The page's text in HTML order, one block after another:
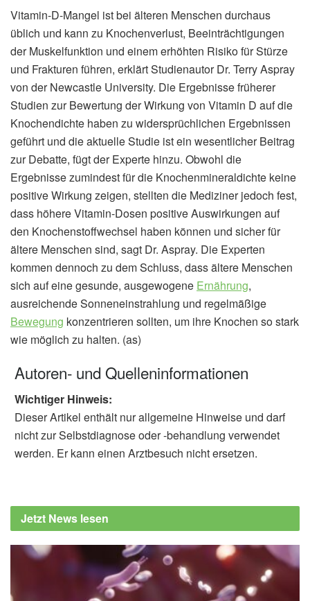
Vitamin-D-Mangel ist bei älteren Menschen durchaus
üblich und kann zu Knochenverlust, Beeinträchtigungen
der Muskelfunktion und einem erhöhten Risiko für Stürze
und Frakturen führen, erklärt Studienautor Dr. Terry Aspray
von der Newcastle University. Die Ergebnisse früherer
Studien zur Bewertung der Wirkung von Vitamin D auf die
Knochendichte haben zu widersprüchlichen Ergebnissen
geführt und die aktuelle Studie ist ein wesentlicher Beitrag
zur Debatte, fügt der Experte hinzu. Obwohl die
Ergebnisse zumindest für die Knochenmineraldichte keine
positive Wirkung zeigen, stellten die Mediziner jedoch fest,
dass höhere Vitamin-Dosen positive Auswirkungen auf
den Knochenstoffwechsel haben können und sicher für
ältere Menschen sind, sagt Dr. Aspray. Die Experten
kommen dennoch zu dem Schluss, dass ältere Menschen
sich auf eine gesunde, ausgewogene Ernährung,
ausreichende Sonneneinstrahlung und regelmäßige
Bewegung konzentrieren sollten, um ihre Knochen so stark
wie möglich zu halten. (as)
Autoren- und Quelleninformationen
Wichtiger Hinweis:
Dieser Artikel enthält nur allgemeine Hinweise und darf
nicht zur Selbstdiagnose oder -behandlung verwendet
werden. Er kann einen Arztbesuch nicht ersetzen.
Jetzt News lesen